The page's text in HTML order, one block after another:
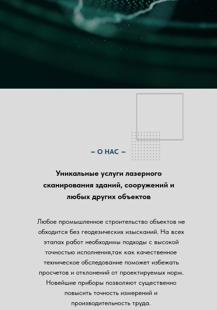
О НАС
Уникальные услуги лазерного
сканирования зданий, сооружений и
любых других объектов
Любое промышленное строительство объектов не
обходится без геодезических изысканий. На всех
этапах работ необходимы подходы с высокой
точностью исполнения,так как качественное
техническое обследование поможет избежать
просчетов и отклонений от проектируемых норм.
Новейшие приборы позволяют существенно
повысить точность измерений и
производительность труда.